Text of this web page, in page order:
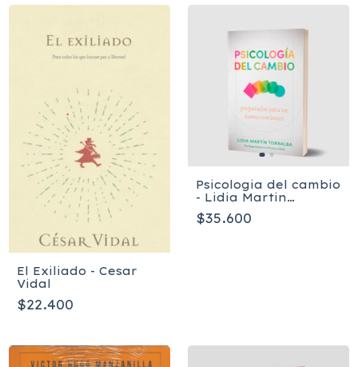
El Exiliado - Cesar
Vidal
$22.400
Psicologia del cambio
- Lidia Martin
Torralba
$35.600